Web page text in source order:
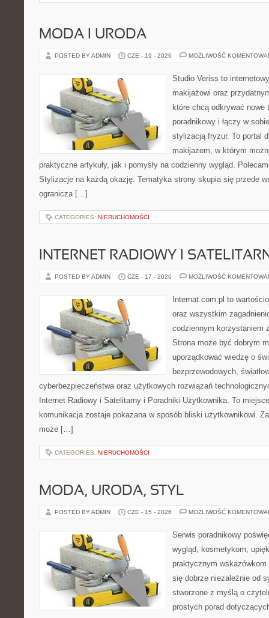
MODA I URODA
POSTED BY ADMIN CZE - 19 - 2026 MOŻLIWOŚĆ
Studio Veriss to
makijażowi oraz
które chcą odkrywać nowe
poradnikowy i łączy w
stylizacją fryzur. To portal
makijażem, w którym
praktyczne artykuły, jak i pomysły na codzienny wygląd.
Stylizacje na każdą okazję. Tematyka strony skupia się przede
ogranicza […]
CATEGORIES: NIERUCHOMOŚCI
INTERNET RADIOWY I
POSTED BY ADMIN CZE - 17 - 2026 MOŻLIWOŚĆ
Internat.com.pl to
oraz wszystkim
codziennym korzystaniem
Strona może być dobrym
uporządkować wiedzę o
bezprzewodowych,
cyberbezpieczeństwa oraz użytkowych rozwiązań
Internet Radiowy i Satelitarny i Poradniki Użytkownika. To
komunikacja zostaje pokazana w sposób bliski użytkownikowi.
może […]
CATEGORIES: NIERUCHOMOŚCI
MODA, URODA, STYL
POSTED BY ADMIN CZE - 15 - 2026 MOŻLIWOŚĆ
Serwis poradnikowy
wygląd, kosmetykom,
praktycznym
się dobrze niezależnie od
stworzone z myślą o
prostych porad